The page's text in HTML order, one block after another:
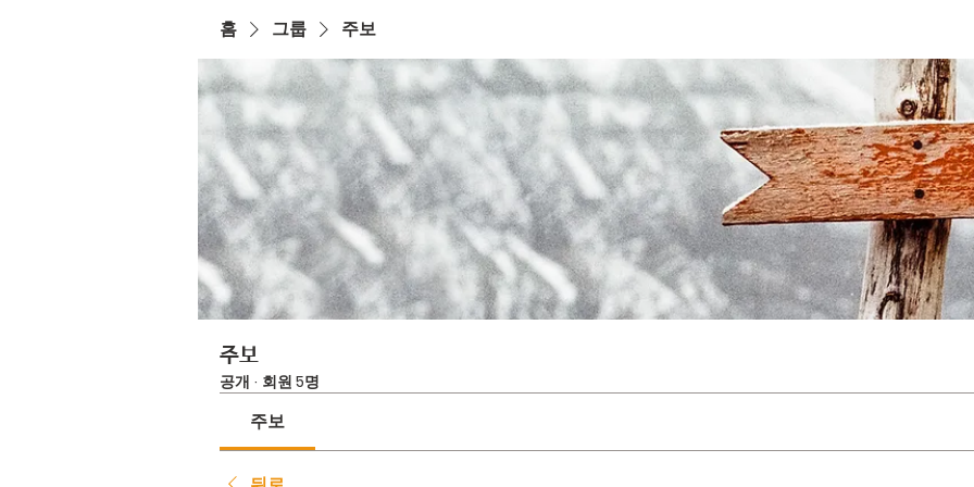
홈 그룹 주보
주보
공개 · 회원 5명
주보